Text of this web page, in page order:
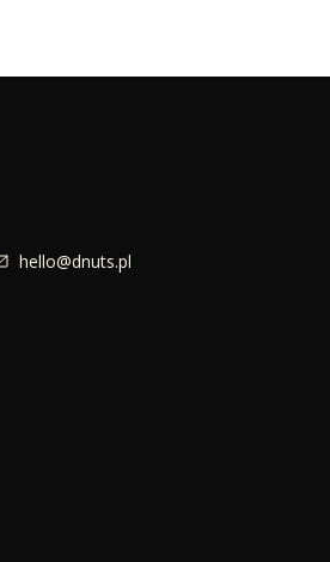
hello@dnuts.pl